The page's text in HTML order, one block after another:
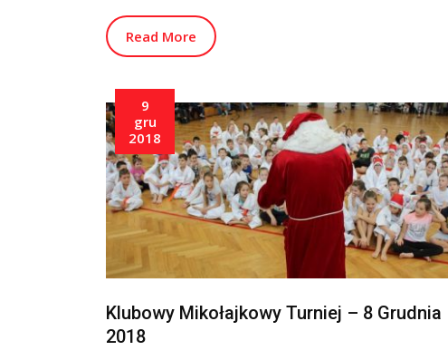
Read More
9
gru
2018
Klubowy Mikołajkowy Turniej – 8 Grudnia
2018